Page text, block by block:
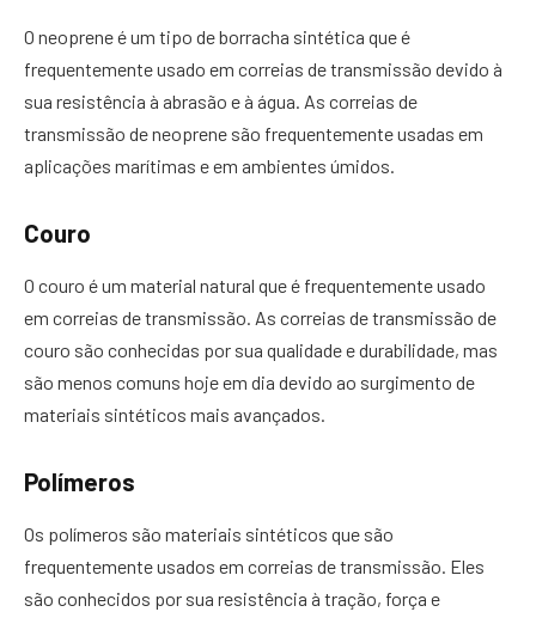
O neoprene é um tipo de borracha sintética que é
frequentemente usado em correias de transmissão devido à
sua resistência à abrasão e à água. As correias de
transmissão de neoprene são frequentemente usadas em
aplicações marítimas e em ambientes úmidos.
Couro
O couro é um material natural que é frequentemente usado
em correias de transmissão. As correias de transmissão de
couro são conhecidas por sua qualidade e durabilidade, mas
são menos comuns hoje em dia devido ao surgimento de
materiais sintéticos mais avançados.
Polímeros
Os polímeros são materiais sintéticos que são
frequentemente usados em correias de transmissão. Eles
são conhecidos por sua resistência à tração, força e